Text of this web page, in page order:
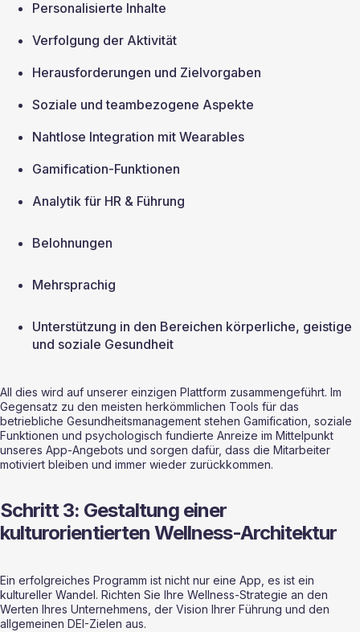
Personalisierte Inhalte
Verfolgung der Aktivität
Herausforderungen und Zielvorgaben
Soziale und teambezogene Aspekte
Nahtlose Integration mit Wearables
Gamification-Funktionen
Analytik für HR & Führung
Belohnungen
Mehrsprachig
Unterstützung in den Bereichen körperliche, geistige
und soziale Gesundheit
All dies wird auf unserer einzigen Plattform zusammengeführt. Im
Gegensatz zu den meisten herkömmlichen Tools für das
betriebliche Gesundheitsmanagement stehen Gamification, soziale
Funktionen und psychologisch fundierte Anreize im Mittelpunkt
unseres App-Angebots und sorgen dafür, dass die Mitarbeiter
motiviert bleiben und immer wieder zurückkommen.
Schritt 3: Gestaltung einer
kulturorientierten Wellness-Architektur
Ein erfolgreiches Programm ist nicht nur eine App, es ist ein
kultureller Wandel. Richten Sie Ihre Wellness-Strategie an den
Werten Ihres Unternehmens, der Vision Ihrer Führung und den
allgemeinen DEI-Zielen aus.